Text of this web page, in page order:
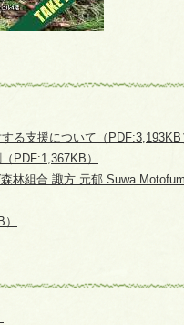
る支援について（PDF:3,193KB
PDF:1,367KB）
林組合 諏方 元郁 Suwa